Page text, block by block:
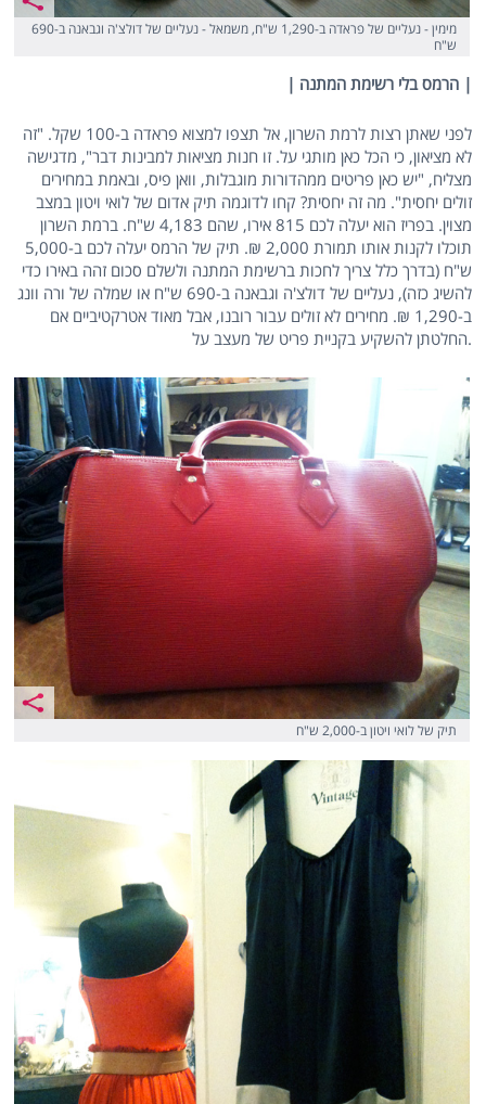
מימין - נעליים של פראדה ב-1,290 ש"ח, משמאל - נעליים של דולצ'ה וגבאנה ב-690
ש"ח
| הרמס בלי רשימת המתנה |
לפני שאתן רצות לרמת השרון, אל תצפו למצוא פראדה ב-100 שקל. "זה
לא מציאון, כי הכל כאן מותגי על. זו חנות מציאות למבינות דבר", מדגישה
מצליח, "יש כאן פריטים ממהדורות מוגבלות, וואן פיס, ובאמת במחירים
זולים יחסית". מה זה יחסית? קחו לדוגמה ‪תיק אדום של לואי ויטון במצב
מצוין. בפריז הוא יעלה לכם 815 אירו, שהם 4,183 ש"ח. ברמת השרון
תוכלו לקנות אותו תמורת 2,000 ₪. תיק של הרמס יעלה לכם ב-5,000
ש"ח (בדרך כלל צריך לחכות ברשימת המתנה ולשלם סכום זהה באירו כדי
להשיג כזה), נעליים של דולצ'ה וגבאנה ב-690 ש"ח או שמלה של ורה וונג
ב-1,290 ₪. מחירים לא זולים עבור רובנו, אבל מאוד אטרקטיביים אם
החלטתן להשקיע בקניית פריט של מעצב על.
תיק של לואי ויטון ב-2,000 ש"ח